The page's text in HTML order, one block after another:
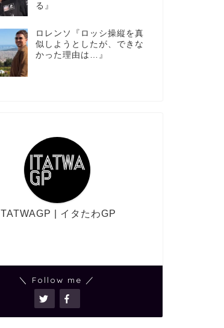
る』
ロレンソ『ロッシ操縦を真
似しようとしたが、できな
かった理由は…』
ITATWAGP | イタたわGP
＼ Follow me ／